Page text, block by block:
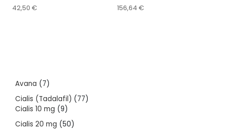
42,50 €
156,64 €
Avana 77
products
Cialis (Tadalafil) 7777
Cialis 10 mg 99
products
Cialis 20 mg 5050